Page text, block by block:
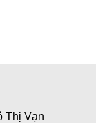
Thị Vạn